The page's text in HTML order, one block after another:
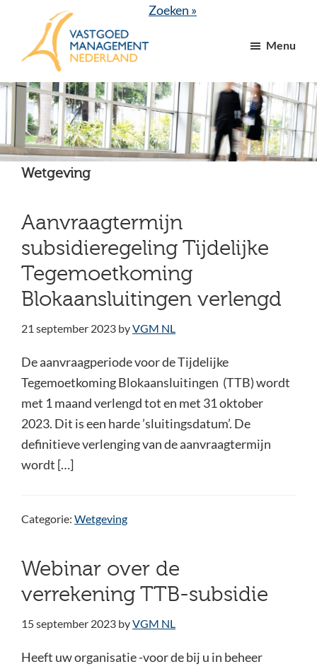
inhoud
VGM
NL
dé
branchevereniging
voor
vastgoed-
en
Zoeken »
Menu
Wetgeving
Aanvraagtermijn
subsidieregeling Tijdelijke
Tegemoetkoming
Blokaansluitingen verlengd
21 september 2023 byVGM NL
De aanvraagperiode voor de Tijdelijke
Tegemoetkoming Blokaansluitingen (TTB) wordt
met 1 maand verlengd tot en met 31 oktober
2023. Dit is een harde ’sluitingsdatum’. De
definitieve verlenging van de aanvraagtermijn
wordt […]
Categorie: Wetgeving
Webinar over de
verrekening TTB-subsidie
15 september 2023 byVGM NL
Heeft uw organisatie -voor de bij u in beheer